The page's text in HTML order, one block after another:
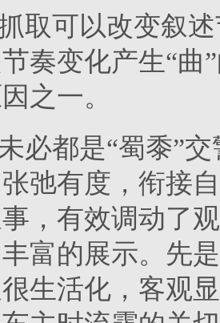
取可以改变叙
奏变化产生“曲
之一。
未必都是“蜀黍”
弛有度，衔接
，有效调动了
富的展示。先
生活化，客观